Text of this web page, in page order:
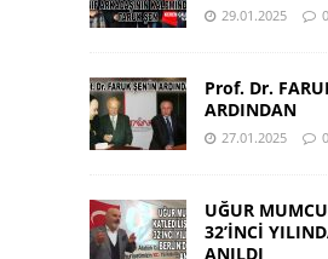
29.01.2025 0
Prof. Dr.
ARDINDAN
27.01.2025 0
UĞUR
32’İNCİ
ANILDI